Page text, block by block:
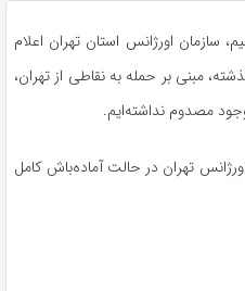
سازمان اورژانس استان تهران اعلام
مبنی بر حمله به نقاطی از تهران،
مصدوم نداشته‌ایم.
تهران در حالت آماده‌باش کامل